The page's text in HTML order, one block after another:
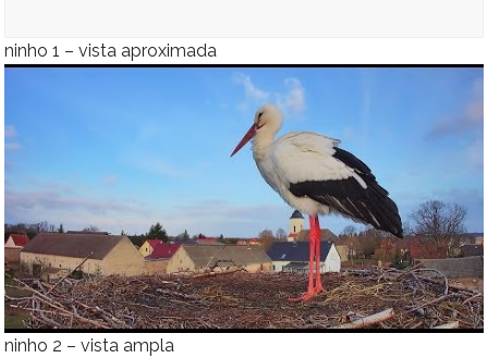
ninho 1 – vista aproximada
ninho 2 – vista ampla